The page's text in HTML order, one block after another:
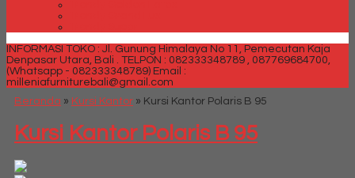
INFORMASI TOKO : Jl. Gunung Himalaya No 11, Pemecutan Kaja
Denpasar Utara, Bali . TELPON : 082333348789 , 087769684700,
(Whatsapp - 082333348789) Email :
milleniafurniturebali@gmail.com
Beranda » Kursi Kantor » Kursi Kantor Polaris B 95
Kursi Kantor Polaris B 95